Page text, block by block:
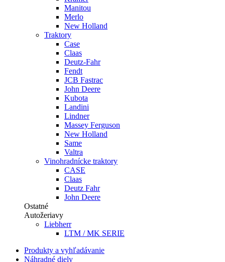
Manitou
Merlo
New Holland
Traktory
Case
Claas
Deutz-Fahr
Fendt
JCB Fastrac
John Deere
Kubota
Landini
Lindner
Massey Ferguson
New Holland
Same
Valtra
Vinohradnícke traktory
CASE
Claas
Deutz Fahr
John Deere
Ostatné
Autožeriavy
Liebherr
LTM / MK SERIE
Produkty a vyhľadávanie
Náhradné diely